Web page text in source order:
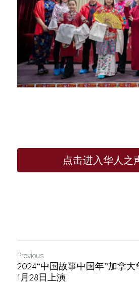
点击进入华人之
Previous
2024“中国故事中国年”加拿
1月28日上演